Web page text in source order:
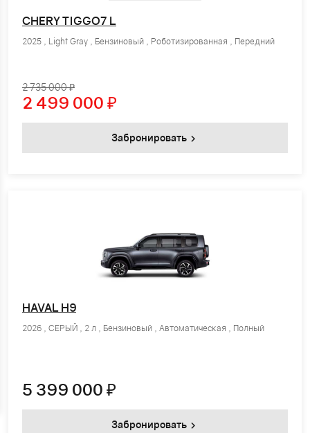
CHERY TIGGO7 L
2025 , Light Gray , Бензиновый , Роботизированная , Передний
2 735 000 ₽
2 499 000 ₽
Забронировать
HAVAL H9
2026 , СЕРЫЙ , 2 л , Бензиновый , Автоматическая , Полный
5 399 000 ₽
Забронировать